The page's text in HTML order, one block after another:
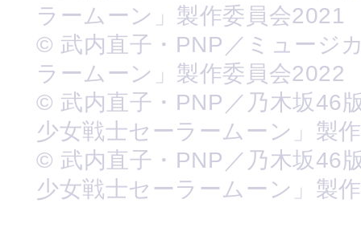
ラームーン」製作委員会2021
© 武内直子・PNP／ミュージ
ラームーン」製作委員会2022
© 武内直子・PNP／乃木坂46
少女戦士セーラームーン」製
© 武内直子・PNP／乃木坂46
少女戦士セーラームーン」製